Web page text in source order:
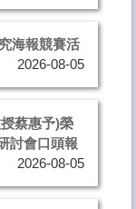
海報競賽活
2026-08-05
蔡惠予)榮
討會口頭報
2026-08-05